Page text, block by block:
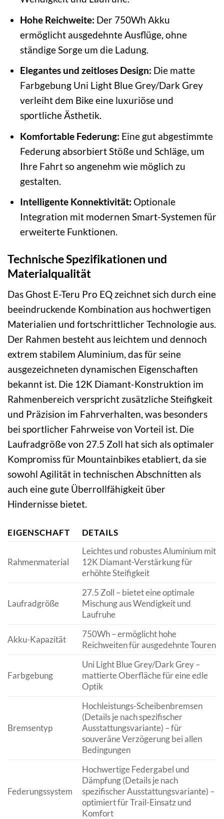
Hohe Reichweite: Der 750Wh Akku
ermöglicht ausgedehnte Ausflüge, ohne
ständige Sorge um die Ladung.
Elegantes und zeitloses Design: Die matte
Farbgebung Uni Light Blue Grey/Dark Grey
verleiht dem Bike eine luxuriöse und
sportliche Ästhetik.
Komfortable Federung: Eine gut abgestimmte
Federung absorbiert Stöße und Schläge, um
Ihre Fahrt so angenehm wie möglich zu
gestalten.
Intelligente Konnektivität: Optionale
Integration mit modernen Smart-Systemen für
erweiterte Funktionen.
Technische Spezifikationen und
Materialqualität
Das Ghost E-Teru Pro EQ zeichnet sich durch eine
beeindruckende Kombination aus hochwertigen
Materialien und fortschrittlicher Technologie aus.
Der Rahmen besteht aus leichtem und dennoch
extrem stabilem Aluminium, das für seine
ausgezeichneten dynamischen Eigenschaften
bekannt ist. Die 12K Diamant-Konstruktion im
Rahmenbereich verspricht zusätzliche Steifigkeit
und Präzision im Fahrverhalten, was besonders
bei sportlicher Fahrweise von Vorteil ist. Die
Laufradgröße von 27.5 Zoll hat sich als optimaler
Kompromiss für Mountainbikes etabliert, da sie
sowohl Agilität in technischen Abschnitten als
auch eine gute Überrollfähigkeit über
Hindernisse bietet.
EIGENSCHAFT DETAILS
Rahmenmaterial
Leichtes und robustes Aluminium mit
12K Diamant-Verstärkung für
erhöhte Steifigkeit
Laufradgröße
27.5 Zoll – bietet eine optimale
Mischung aus Wendigkeit und
Laufruhe
Akku-Kapazität
750Wh – ermöglicht hohe
Reichweiten für ausgedehnte Touren
Farbgebung
Uni Light Blue Grey/Dark Grey –
mattierte Oberfläche für eine edle
Optik
Bremsentyp
Hochleistungs-Scheibenbremsen
(Details je nach spezifischer
Ausstattungsvariante) – für
souveräne Verzögerung bei allen
Bedingungen
Federungssystem
Hochwertige Federgabel und
Dämpfung (Details je nach
spezifischer Ausstattungsvariante) –
optimiert für Trail-Einsatz und
Komfort